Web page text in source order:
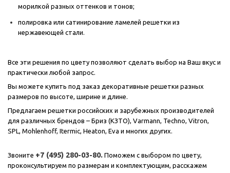
морилкой разных оттенков и тонов;
полировка или сатинирование ламелей решетки из
нержавеющей стали.
Все эти решения по цвету позволяют сделать выбор на Ваш вкус и
практически любой запрос.
Вы можете купить под заказ декоративные решетки разных
размеров по высоте, ширине и длине.
Предлагаем решетки российских и зарубежных производителей
для различных брендов – Бриз (КЗТО), Varmann, Techno, Vitron,
SPL, Mohlenhoff, Itermic, Heaton, Eva и многих других.
Звоните +7 (495) 280-03-80. Поможем с выбором по цвету,
проконсультируем по размерам и комплектующим, расскажем